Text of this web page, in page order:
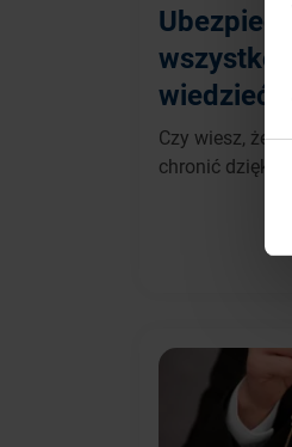
wiedzieć
Czy wiesz, że
chronić dzięki